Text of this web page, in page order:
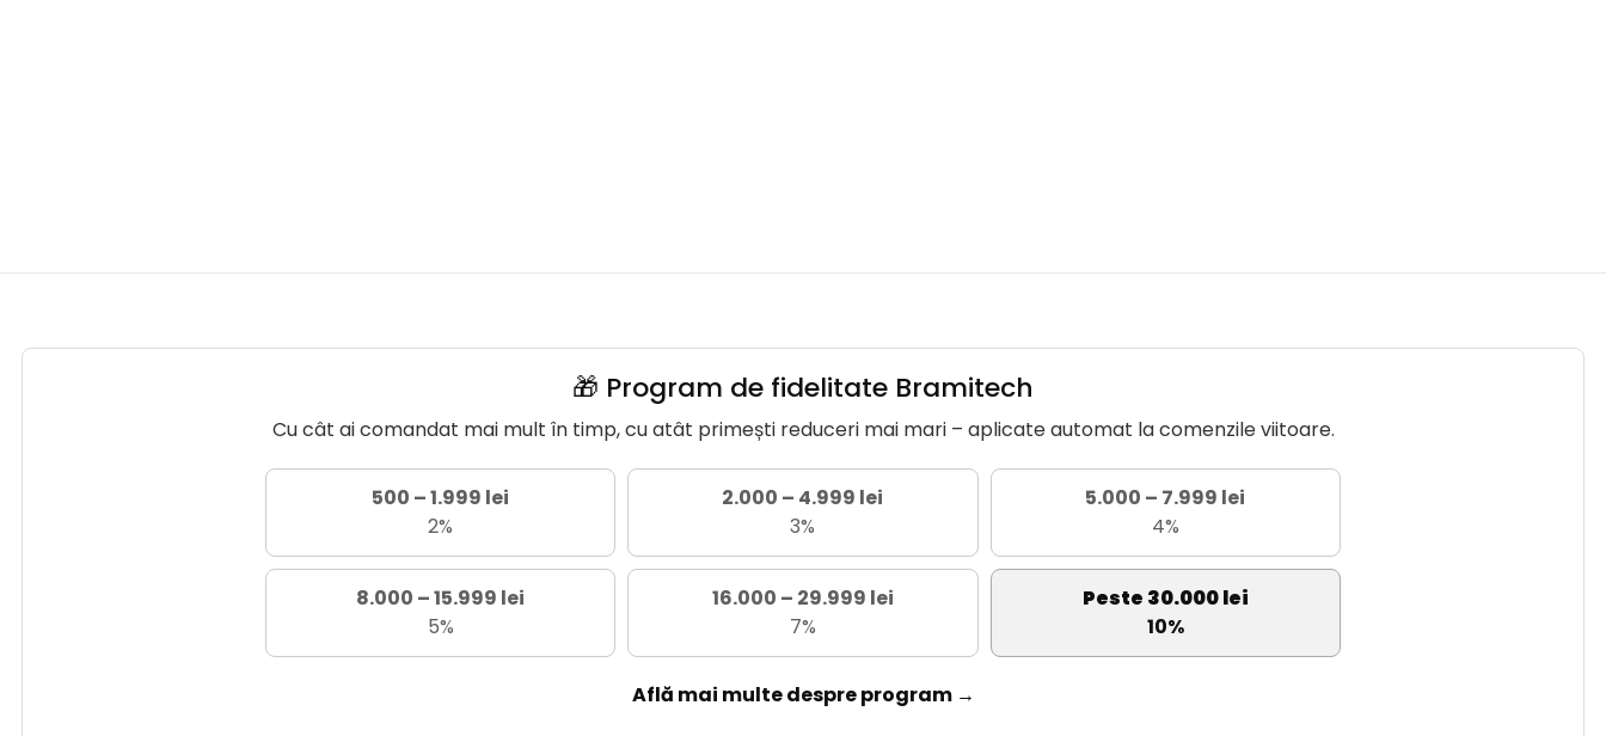
🎁 Program de fidelitate Bramitech
Cu cât ai comandat mai mult în timp, cu atât primești reduceri mai mari – aplicate automat la comenzile viitoare.
500 – 1.999 lei
2%
2.000 – 4.999 lei
3%
5.000 – 7.999 lei
4%
8.000 – 15.999 lei
5%
16.000 – 29.999 lei
7%
Peste 30.000 lei
10%
Află mai multe despre program →